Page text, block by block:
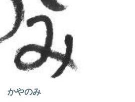
かやのみ